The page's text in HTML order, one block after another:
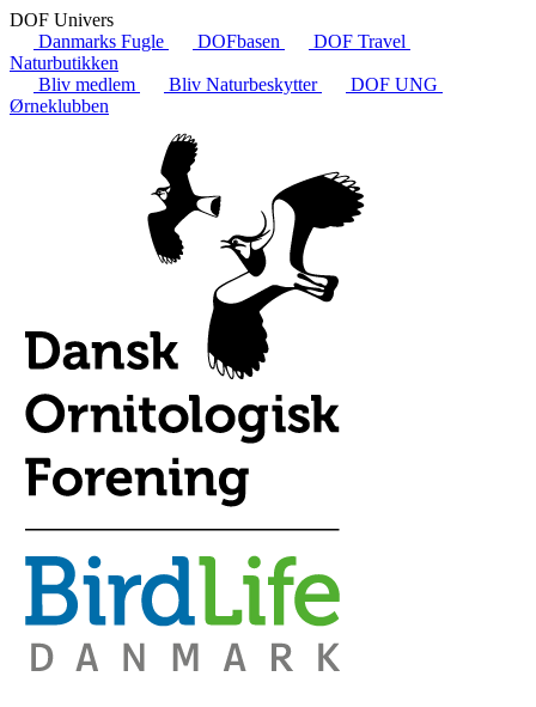
DOF Univers
Danmarks Fugle
DOFbasen
DOF Travel
Naturbutikken
Bliv medlem
Bliv Naturbeskytter
DOF UNG
Ørneklubben